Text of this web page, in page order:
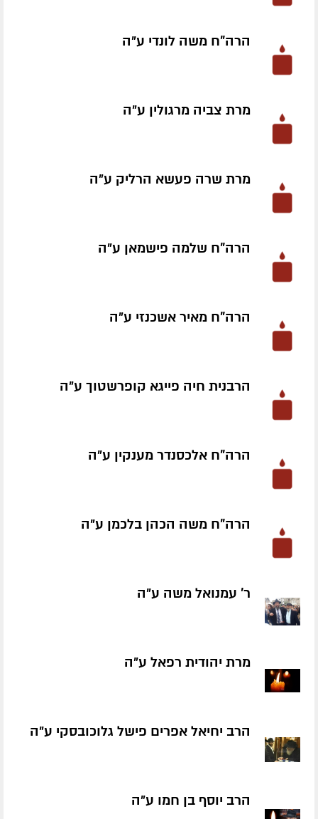
הרה"ח משה לונדי ע״ה
מרת צביה מרגולין ע״ה
מרת שרה פעשא הרליק ע״ה
הרה"ח שלמה פישמאן ע״ה
הרה"ח מאיר אשכנזי ע״ה
הרבנית חיה פייגא קופרשטוך ע״ה
הרה"ח אלכסנדר מענקין ע״ה
הרה"ח משה הכהן בלכמן ע״ה
ר' עמנואל משה ע״ה
מרת יהודית רפאל ע״ה
הרב יחיאל אפרים פישל גלוכובסקי ע״ה
הרב יוסף בן חמו ע״ה